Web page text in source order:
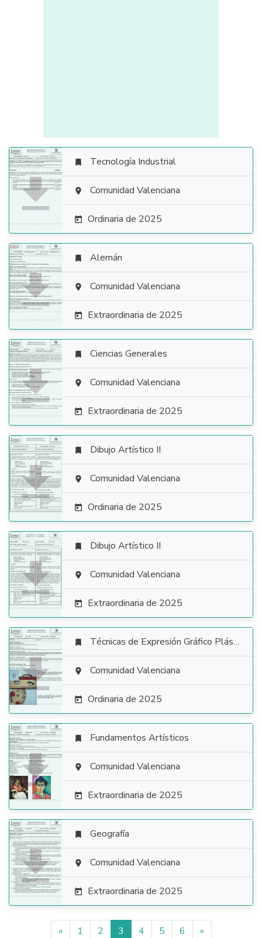

 Tecnología Industrial
 Comunidad Valenciana
 Ordinaria de 2025

 Alemán
 Comunidad Valenciana
 Extraordinaria de 2025

 Ciencias Generales
 Comunidad Valenciana
 Extraordinaria de 2025

 Dibujo Artístico II
 Comunidad Valenciana
 Ordinaria de 2025

 Dibujo Artístico II
 Comunidad Valenciana
 Extraordinaria de 2025

 Técnicas de Expresión Gráfico Plástica
 Comunidad Valenciana
 Ordinaria de 2025

 Fundamentos Artísticos
 Comunidad Valenciana
 Extraordinaria de 2025

 Geografía
 Comunidad Valenciana
 Extraordinaria de 2025
« 1 2 3 4 5 6 »